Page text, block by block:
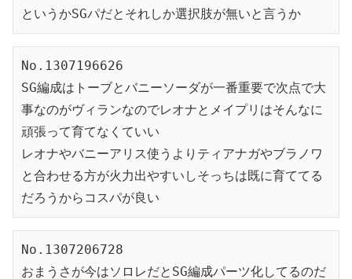
というかSGパだとそれしか選択肢が無いと言うか
No.1307196626
SG編成はトーブとバニーソーダが一番重要で次点で大
事なのがヴィランなのでレオナとメイプリはそんなに
頑張って育てなくていい
レオナやバニーアリス使うよりティアナガやブラノワ
と合わせる方が火力出やすいしそっちは既に育ててる
だろうからコスパが良い
No.1307206728
おまうさが今はソロレだとSG編成パーツ化してるのだ